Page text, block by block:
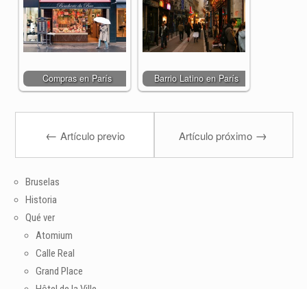
Compras en París Barrio Latino en París
← Artículo previo Artículo próximo →
Bruselas
Historia
Qué ver
Atomium
Calle Real
Grand Place